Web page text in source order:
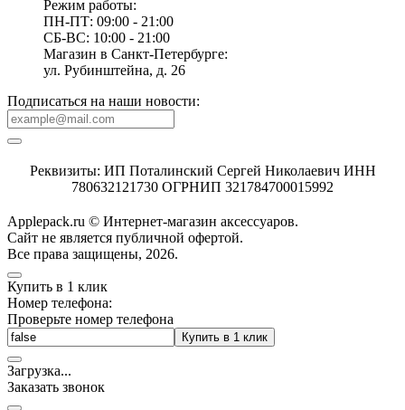
Режим работы:
ПН-ПТ: 09:00 - 21:00
СБ-ВС: 10:00 - 21:00
Магазин в Санкт-Петербурге:
ул. Рубинштейна, д. 26
Подписаться на наши новости:
Реквизиты: ИП Поталинский Сергей Николаевич ИНН
780632121730 ОГРНИП 321784700015992
Applepack.ru © Интернет-магазин аксессуаров.
Cайт не является публичной офертой.
Все права защищены, 2026.
Купить в 1 клик
Номер телефона:
Проверьте номер телефона
Купить в 1 клик
Загрузка...
Заказать звонок